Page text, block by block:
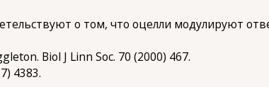
о том, что оцелли модулируют
Biol J Linn Soc. 70 (2000) 467.
4383.